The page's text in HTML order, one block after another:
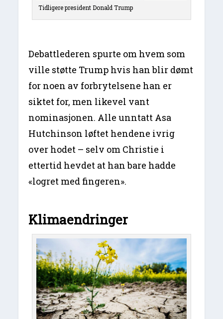
Tidligere president Donald Trump
Debattlederen spurte om hvem som
ville støtte Trump hvis han blir dømt
for noen av forbrytelsene han er
siktet for, men likevel vant
nominasjonen. Alle unntatt Asa
Hutchinson løftet hendene ivrig
over hodet – selv om Christie i
ettertid hevdet at han bare hadde
«logret med fingeren».
Klimaendringer